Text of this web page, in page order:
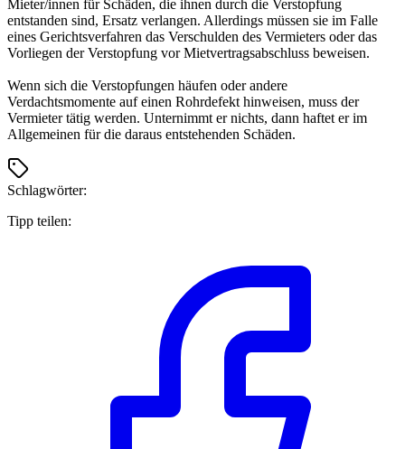
Mieter/innen für Schäden, die ihnen durch die Verstopfung
entstanden sind, Ersatz verlangen. Allerdings müssen sie im Falle
eines Gerichtsverfahren das Verschulden des Vermieters oder das
Vorliegen der Verstopfung vor Mietvertragsabschluss beweisen.
Wenn sich die Verstopfungen häufen oder andere
Verdachtsmomente auf einen Rohrdefekt hinweisen, muss der
Vermieter tätig werden. Unternimmt er nichts, dann haftet er im
Allgemeinen für die daraus entstehenden Schäden.
Schlagwörter:
Tipp teilen: